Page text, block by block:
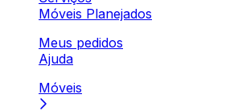
Móveis Planejados
Meus pedidos
Ajuda
Móveis